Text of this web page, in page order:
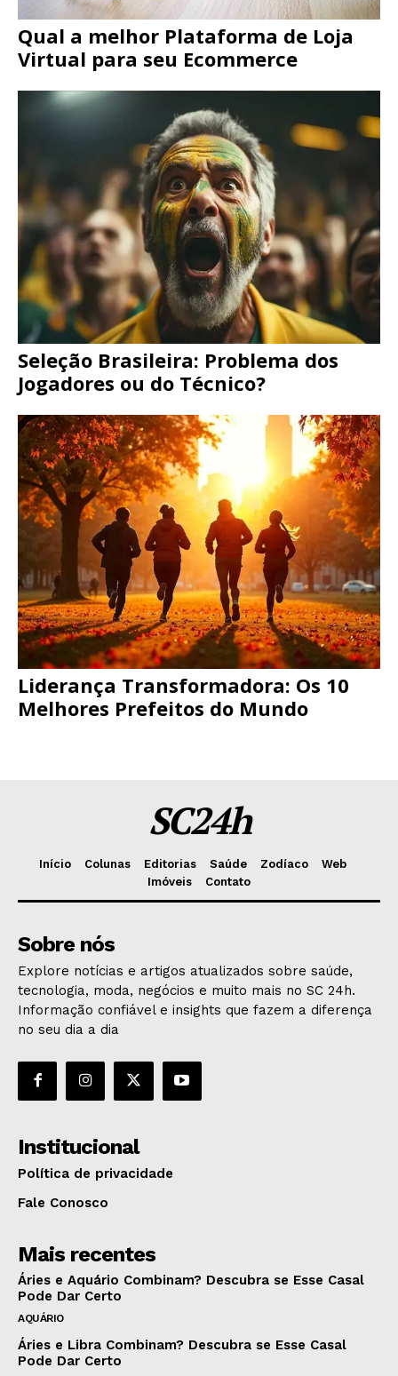
Qual a melhor Plataforma de Loja
Virtual para seu Ecommerce
Seleção Brasileira: Problema dos
Jogadores ou do Técnico?
Liderança Transformadora: Os 10
Melhores Prefeitos do Mundo
SC24h
Início Colunas Editorias Saúde Zodíaco
Web
Imóveis
Contato
Sobre nós
Explore notícias e artigos atualizados sobre saúde,
tecnologia, moda, negócios e muito mais no SC 24h.
Informação confiável e insights que fazem a diferença
no seu dia a dia
Institucional
Política de privacidade
Fale Conosco
Mais recentes
Áries e Aquário Combinam? Descubra se Esse Casal
Pode Dar Certo
AQUÁRIO
Áries e Libra Combinam? Descubra se Esse Casal
Pode Dar Certo